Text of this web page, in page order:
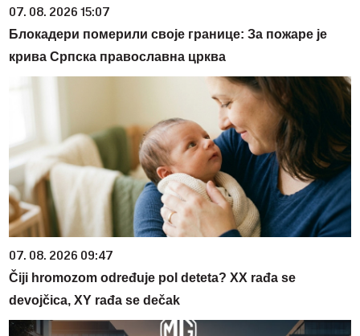
07. 08. 2026 15:07
Блокадери померили своје границе: За пожаре је
крива Српска православна црква
07. 08. 2026 09:47
Čiji hromozom određuje pol deteta? XX rađa se
devojčica, XY rađa se dečak